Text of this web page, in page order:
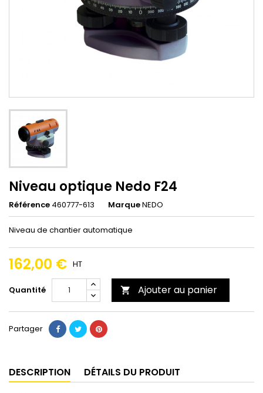
Niveau optique Nedo F24
Référence 460777-613 MarqueNEDO
Niveau de chantier automatique
162,00 € HT
Quantité  Ajouter au panier
Partager
DESCRIPTION DÉTAILS DU PRODUIT